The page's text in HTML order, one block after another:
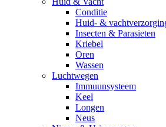
Conditie
Huid- &
Insecten & Parasieten
Kriebel
Oren
Wassen
Luchtwegen
Immuunsysteem
Keel
Longen
Neus